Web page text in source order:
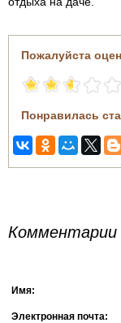
Пожалуйста
Понравилась
Комментарии
Имя:
Электронная почта: